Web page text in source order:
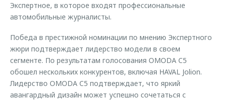
Экспертное, в которое входят профессиональные
автомобильные журналисты.
Победа в престижной номинации по мнению Экспертного
жюри подтверждает лидерство модели в своем
сегменте. По результатам голосования OMODA C5
обошел нескольких конкурентов, включая HAVAL Jolion.
Лидерство OMODA C5 подтверждает, что яркий
авангардный дизайн может успешно сочетаться с